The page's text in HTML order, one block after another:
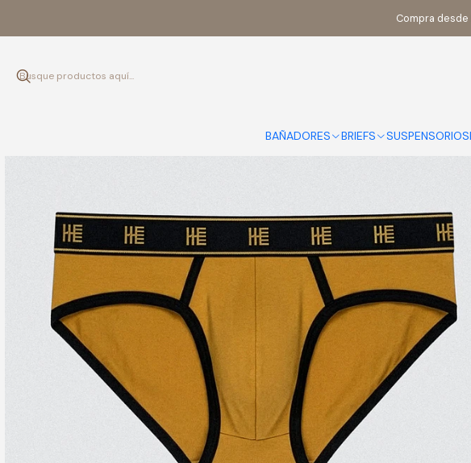
BAÑADORES BRIEFS SUSPENSORIOS
Compra desde
BRIEFS